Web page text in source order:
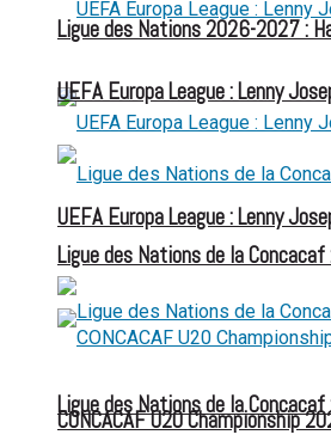
Ligue des Nations 2026-2027 :
UEFA Europa League : Lenny
Ligue des Nations de la
UEFA Europa League : Lenny
Ligue des Nations de la
CONCACAF U20 Championship